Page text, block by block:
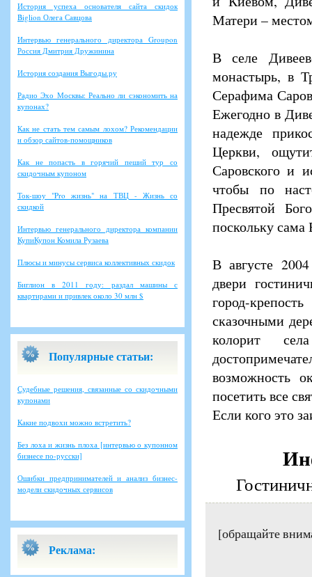
История успеха основателя сайта скидок
Biglion Олега Савцова
Интервью генерального директора Groupon
Россия Дмитрия Дружинина
История создания Выгоды.ру
Радио Эхо Москвы: Реально ли сэкономить на
купонах?
Как не стать тем самым лохом? Рекомендации
и обзор сайтов-помощников
Как не попасть в горячий пеший тур со
скидочным купоном
Ток-шоу "Pro жизнь" на ТВЦ - Жизнь со
скидкой
Интервью генерального директора компании
КупиКупон Комила Рузаева
Плюсы и минусы сервиса коллективных скидок
Биглион в 2011 году: раздал машины с
квартирами и привлек около 30 млн $
Популярные статьи:
Судебные решения, связанные со скидочными
купонами
Какие подвохи можно встретить?
Без лоха и жизнь плоха [интервью о купонном
бизнесе по-русски]
Ошибки предпринимателей и анализ бизнес-
модели скидочных сервисов
Реклама:
Матери –
В селе
монастырь, в
Серафима
Ежегодно в
надежде
Церкви,
Саровского и
чтобы по
Пресвятой
поскольку сама
В августе
двери
город-
сказочными
колорит
возможность
посетить все
Если кого это
[обращайте